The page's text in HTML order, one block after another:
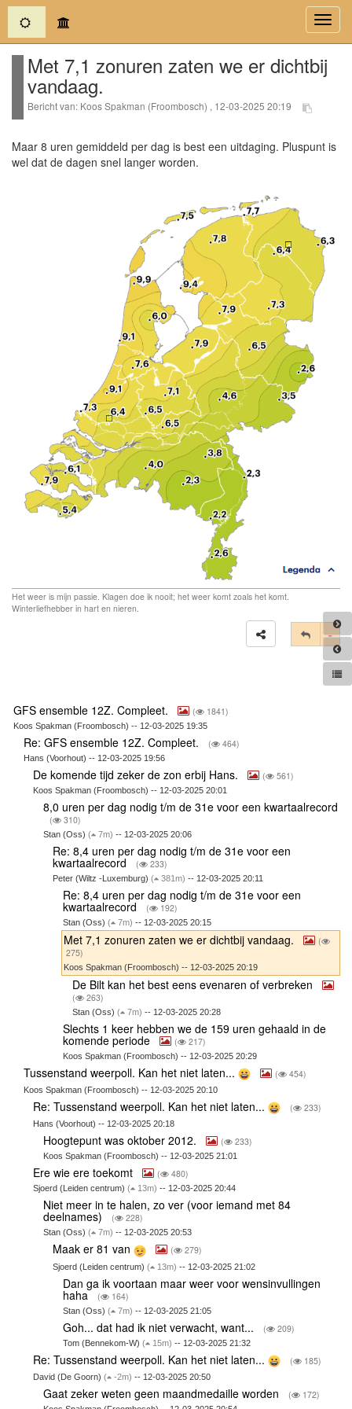
(current)
Met 7,1 zonuren zaten we er dichtbij
vandaag.
Bericht van: Koos Spakman (Froombosch) , 12-03-2025 20:19
Maar 8 uren gemiddeld per dag is best een uitdaging. Pluspunt is
wel dat de dagen snel langer worden.
Het weer is mijn passie. Klagen doe ik nooit; het weer komt zoals het komt.
Winterliefhebber in hart en nieren.
GFS ensemble 12Z. Compleet. ( 1841)
Koos Spakman (Froombosch) -- 12-03-2025 19:35
Re: GFS ensemble 12Z. Compleet. ( 464)
Hans (Voorhout) -- 12-03-2025 19:56
De komende tijd zeker de zon erbij Hans. ( 561)
Koos Spakman (Froombosch) -- 12-03-2025 20:01
8,0 uren per dag nodig t/m de 31e voor een kwartaalrecord
( 310)
Stan (Oss) ( 7m) -- 12-03-2025 20:06
Re: 8,4 uren per dag nodig t/m de 31e voor een
kwartaalrecord ( 233)
Peter (Wiltz -Luxemburg)( 381m) -- 12-03-2025 20:11
Re: 8,4 uren per dag nodig t/m de 31e voor een
kwartaalrecord ( 192)
Stan (Oss) ( 7m) -- 12-03-2025 20:15
Met 7,1 zonuren zaten we er dichtbij vandaag.
(
275)
Koos Spakman (Froombosch) -- 12-03-2025 20:19
De Bilt kan het best eens evenaren of verbreken
( 263)
Stan (Oss)( 7m) -- 12-03-2025 20:28
Slechts 1 keer hebben we de 159 uren gehaald in de
komende periode ( 217)
Koos Spakman (Froombosch) -- 12-03-2025 20:29
Tussenstand weerpoll. Kan het niet laten... ( 454)
Koos Spakman (Froombosch) -- 12-03-2025 20:10
Re: Tussenstand weerpoll. Kan het niet laten... ( 233)
Hans (Voorhout) -- 12-03-2025 20:18
Hoogtepunt was oktober 2012. ( 233)
Koos Spakman (Froombosch) -- 12-03-2025 21:01
Ere wie ere toekomt ( 480)
Sjoerd (Leiden centrum)( 13m) -- 12-03-2025 20:44
Niet meer in te halen, zo ver (voor iemand met 84
deelnames) ( 228)
Stan (Oss) ( 7m) -- 12-03-2025 20:53
Maak er 81 van ( 279)
Sjoerd (Leiden centrum)( 13m) -- 12-03-2025 21:02
Dan ga ik voortaan maar weer voor wensinvullingen
haha ( 164)
Stan (Oss) ( 7m) -- 12-03-2025 21:05
Goh... dat had ik niet verwacht, want... ( 209)
Tom (Bennekom-W) ( 15m) -- 12-03-2025 21:32
Re: Tussenstand weerpoll. Kan het niet laten... ( 185)
David (De Goorn)( -2m) -- 12-03-2025 20:50
Gaat zeker weten geen maandmedaille worden ( 172)